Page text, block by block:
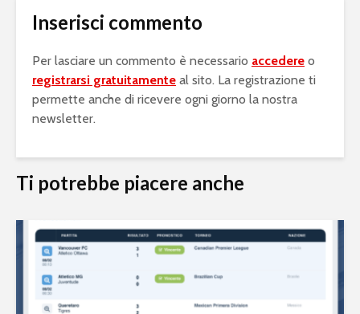
Inserisci commento
Per lasciare un commento è necessario accedere o
registrarsi gratuitamente al sito. La registrazione ti
permette anche di ricevere ogni giorno la nostra
newsletter.
Ti potrebbe piacere anche